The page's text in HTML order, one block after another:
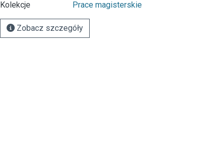
Kolekcje Prace magisterskie
Zobacz szczegóły